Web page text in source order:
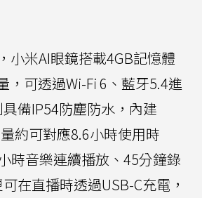
小米AI眼鏡搭載4GB記憶體
，可透過Wi-Fi 6、藍牙5.4進
備IP54防塵防水，內建
約可對應8.6小時使用時
時音樂連續播放、45分鐘錄
在直播時透過USB-C充電，